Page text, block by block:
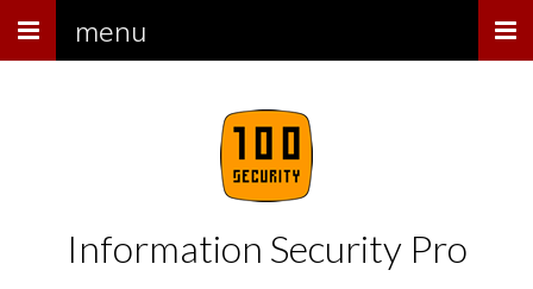
Menu menu
Information Security Pro